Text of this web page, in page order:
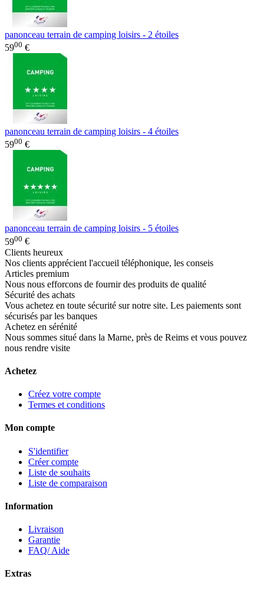
panonceau terrain de camping loisirs - 2 étoiles
5900 €
panonceau terrain de camping loisirs - 4 étoiles
5900 €
panonceau terrain de camping loisirs - 5 étoiles
5900 €
Clients heureux
Nos clients apprécient l'accueil téléphonique, les conseis
Articles premium
Nous nous efforcons de fournir des produits de qualité
Sécurité des achats
Vous achetez en toute sécurité sur notre site. Les paiements sont
sécurisés par les banques
Achetez en sérénité
Nous sommes situé dans la Marne, près de Reims et vous pouvez
nous rendre visite
Achetez
Créez votre compte
Termes et conditions
Mon compte
S'identifier
Créer compte
Liste de souhaits
Liste de comparaison
Information
Livraison
Garantie
FAQ/ Aide
Extras